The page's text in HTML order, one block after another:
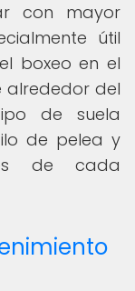
con mayor
útil
boxeo en el
alrededor del
de suela
de pelea y
de cada